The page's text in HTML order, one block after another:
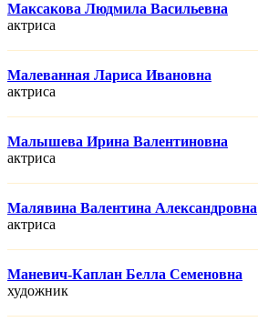
Максакова Людмила Васильевна
актриса
Малеванная Лариса Ивановна
актриса
Малышева Ирина Валентиновна
актриса
Малявина Валентина Александровна
актриса
Маневич-Каплан Белла Семеновна
художник